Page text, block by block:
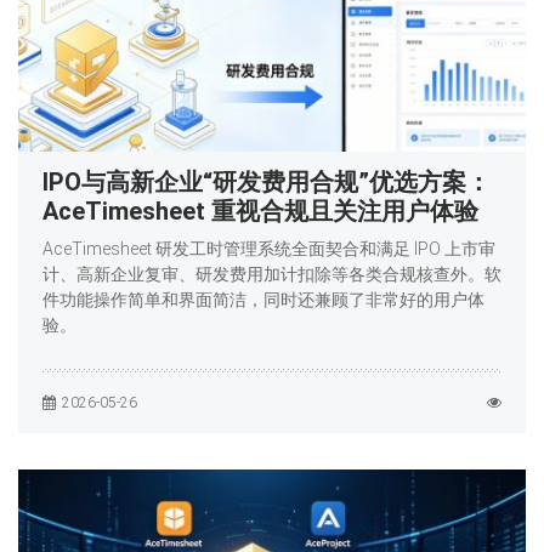
IPO与高新企业“研发费用合规”优选方案：
AceTimesheet 重视合规且关注用户体验
AceTimesheet 研发工时管理系统全面契合和满足 IPO 上市审
计、高新企业复审、研发费用加计扣除等各类合规核查外。软
件功能操作简单和界面简洁，同时还兼顾了非常好的用户体
验。
2026-05-26